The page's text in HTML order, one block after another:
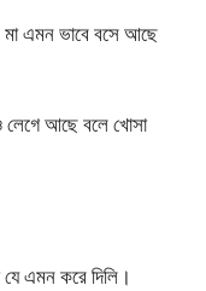
মা এমন ভাবে বসে আছে
লেগে আছে বলে খোসা
এমন করে দিলি।